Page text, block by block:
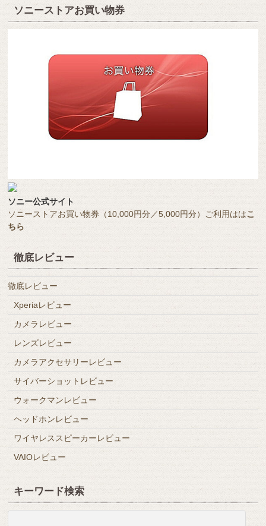
ソニーストアお買い物券
ソニー公式サイト
ソニーストアお買い物券（10,000円分／5,000円分）ご利用ははこ
ちら
徹底レビュー
徹底レビュー
Xperiaレビュー
カメラレビュー
レンズレビュー
カメラアクセサリーレビュー
サイバーショットレビュー
ウォークマンレビュー
ヘッドホンレビュー
ワイヤレススピーカーレビュー
VAIOレビュー
キーワード検索